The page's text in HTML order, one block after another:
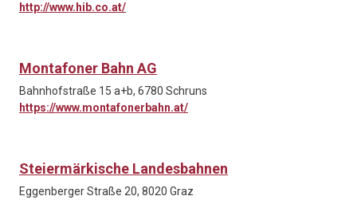
http://www.hib.co.at/
Montafoner Bahn AG
Bahnhofstraße 15 a+b, 6780 Schruns
https://www.montafonerbahn.at/
Steiermärkische Landesbahnen
Eggenberger Straße 20, 8020 Graz